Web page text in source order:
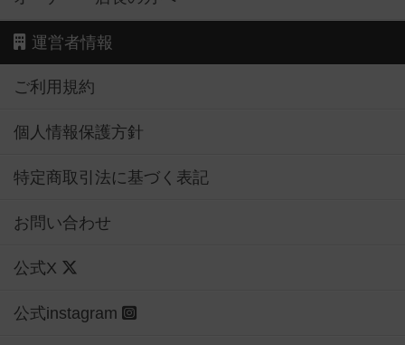
運営者情報
ご利用規約
個人情報保護方針
特定商取引法に基づく表記
お問い合わせ
公式X
公式instagram